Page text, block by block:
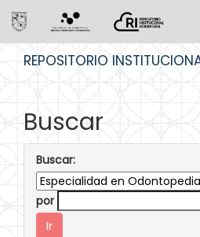
REPOSITORIO
Buscar
Buscar:
por